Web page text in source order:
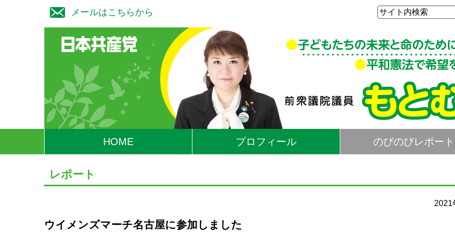
メールはこちらから
HOME プロフィール のびのびレポート
レポート
2021
ウイメンズマーチ名古屋に参加しました